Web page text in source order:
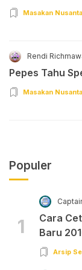
Masakan
Rendi
Pepes Tahu
Masakan
Populer
1
Cara
Baru
Arsip